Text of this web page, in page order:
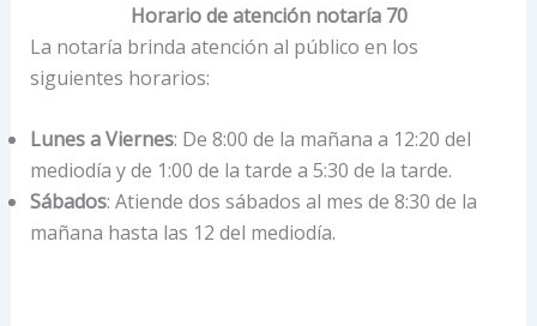
Horario de atención notaría 70
La notaría brinda atención al público en los
siguientes horarios:
Lunes a Viernes: De 8:00 de la mañana a 12:20 del
mediodía y de 1:00 de la tarde a 5:30 de la tarde.
Sábados: Atiende dos sábados al mes de 8:30 de la
mañana hasta las 12 del mediodía.